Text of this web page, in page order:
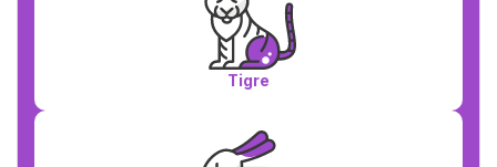
Tigre